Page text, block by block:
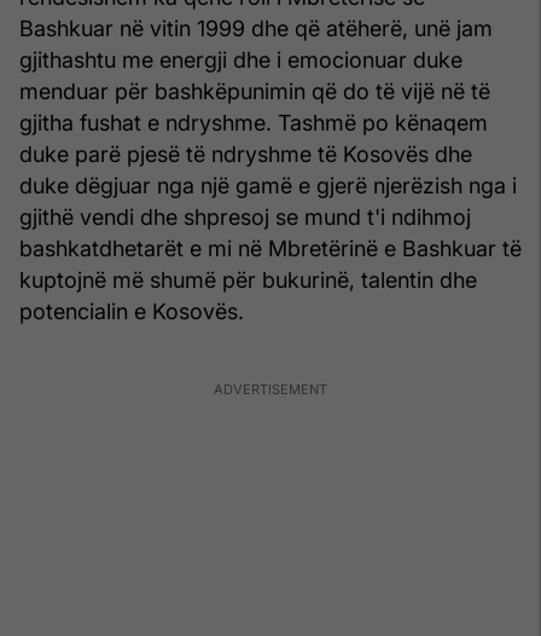
Bashkuar në vitin 1999 dhe që atëherë, unë jam
gjithashtu me energji dhe i emocionuar duke
menduar për bashkëpunimin që do të vijë në të
gjitha fushat e ndryshme. Tashmë po kënaqem
duke parë pjesë të ndryshme të Kosovës dhe
duke dëgjuar nga një gamë e gjerë njerëzish nga i
gjithë vendi dhe shpresoj se mund t'i ndihmoj
bashkatdhetarët e mi në Mbretërinë e Bashkuar të
kuptojnë më shumë për bukurinë, talentin dhe
potencialin e Kosovës.